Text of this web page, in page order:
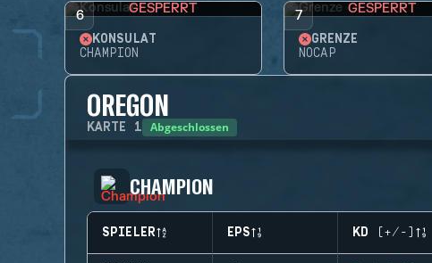
6 GESPERRT
KONSULAT
CHAMPION
7 GESPERRT
GRENZE
NOCAP
OREGON
KARTE 1 Abgeschlossen
CHAMPION
SPIELER EPS KD (+/-)